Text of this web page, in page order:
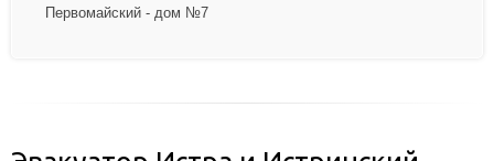
Первомайский - дом №7